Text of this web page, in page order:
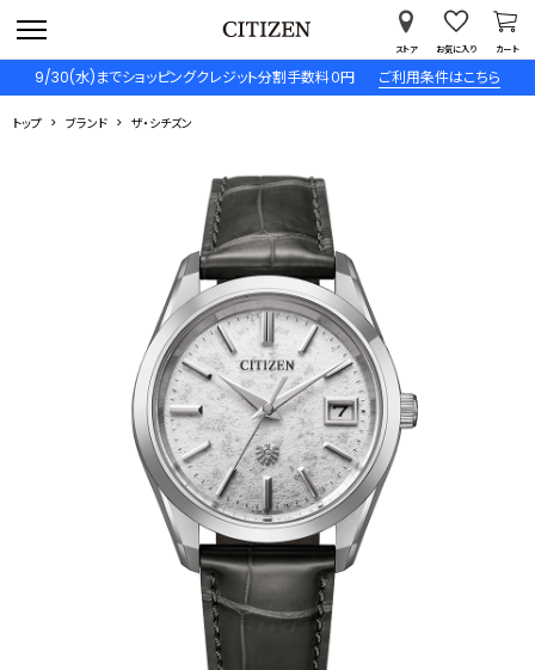
9/30(水)までショッピングクレジット分割手数料０円 ご利用条件はこちら
ストア お気に入り カート
トップ ブランド ザ・シチズン